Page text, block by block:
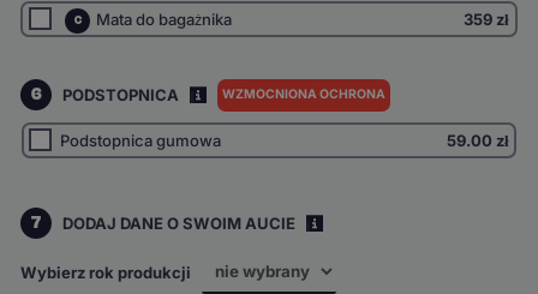
C Mata do bagażnika 359 zł
6 PODSTOPNICA WZMOCNIONA OCHRONA
Podstopnica gumowa 59.00 zł
7 DODAJ DANE O SWOIM AUCIE
Wybierz rok produkcji